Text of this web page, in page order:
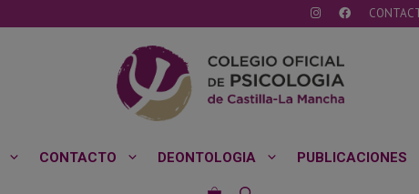
CONTACTO DEONTOLOGIA PUBLICACIONES